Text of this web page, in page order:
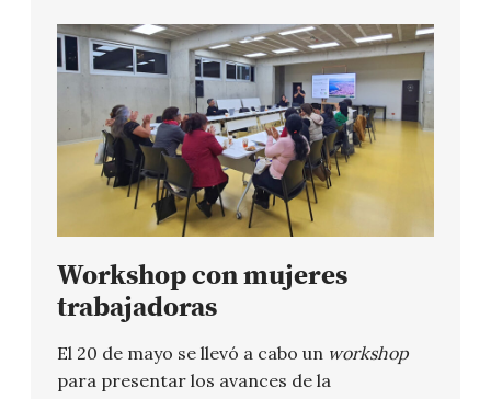
Workshop con mujeres
trabajadoras
El 20 de mayo se llevó a cabo un workshop
para presentar los avances de la